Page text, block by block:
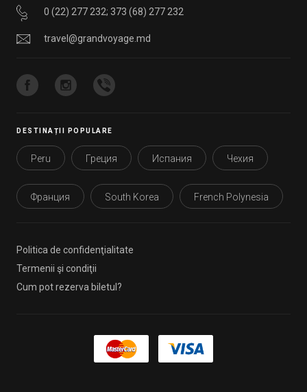
0 (22) 277 232; 373 (68) 277 232
travel@grandvoyage.md
DESTINAȚII POPULARE
Peru Греция Испания Чехия
Франция South Korea French Polynesia
Politica de confidenţialitate
Termenii şi condiţii
Cum pot rezerva biletul?